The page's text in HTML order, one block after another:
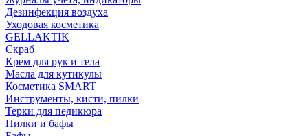
Дезинфекция воздуха
Уходовая косметика
GELLAKTIK
Скраб
Крем для рук и тела
Масла для кутикулы
Косметика SMART
Инструменты, кисти, пилки
Терки для педикюра
Пилки и бафы